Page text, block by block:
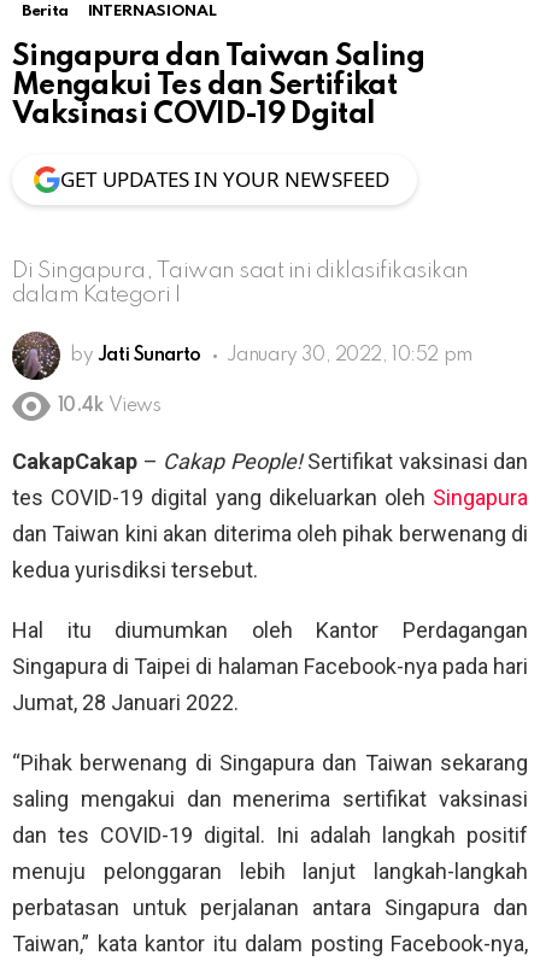
Berita INTERNASIONAL
Singapura dan Taiwan Saling
Mengakui Tes dan Sertifikat
Vaksinasi COVID-19 Dgital
GET UPDATES IN YOUR NEWSFEED
Di Singapura, Taiwan saat ini diklasifikasikan
dalam Kategori I
by Jati Sunarto January 30, 2022, 10:52 pm
10.4k Views
CakapCakap – Cakap People!Sertifikat vaksinasi dan
tes COVID-19 digital yang dikeluarkan oleh Singapura
dan Taiwan kini akan diterima oleh pihak berwenang di
kedua yurisdiksi tersebut.
Hal itu diumumkan oleh Kantor Perdagangan
Singapura di Taipei di halaman Facebook-nya pada hari
Jumat, 28 Januari 2022.
“Pihak berwenang di Singapura dan Taiwan sekarang
saling mengakui dan menerima sertifikat vaksinasi
dan tes COVID-19 digital. Ini adalah langkah positif
menuju pelonggaran lebih lanjut langkah-langkah
perbatasan untuk perjalanan antara Singapura dan
Taiwan,” kata kantor itu dalam posting Facebook-nya,